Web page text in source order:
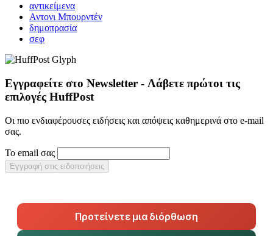
αντικείμενα
Αντονι Μπουρντέν
δημοπρασία
σεφ
Εγγραφείτε στο Newsletter - Λάβετε πρώτοι τις
επιλογές HuffPost
Οι πιο ενδιαφέρουσες ειδήσεις και απόψεις καθημερινά στο e-mail
σας.
Το email σας
Εγγραφή στις ειδοποιήσεις
Προτείνετε μια διόρθωση